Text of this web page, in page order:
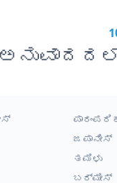
ಜಪಾನೀಸ್
ತಮಿಳು
ಬರ್ಮೀಸ್